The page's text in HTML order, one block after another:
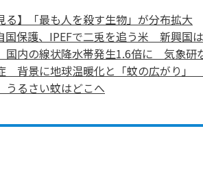
る】「最も人を殺す生物」が分布拡大
国保護、IPEFで二兎を追う米 新興国
内の線状降水帯発生1.6倍に 気象研
背景に地球温暖化と「蚊の広がり」
るさい蚊はどこへ